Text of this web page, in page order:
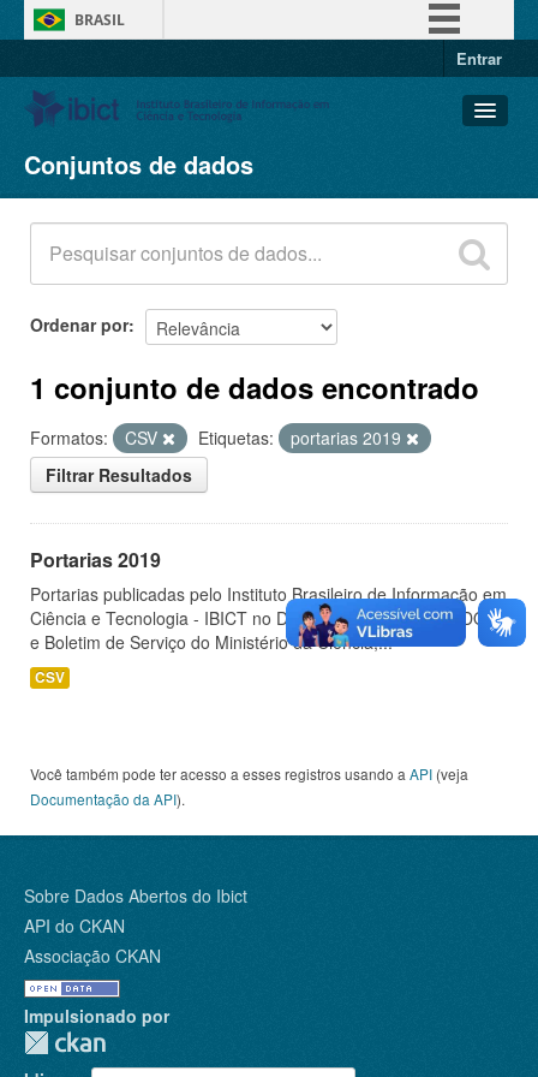
BRASIL
Entrar
Conjuntos de dados
Organizações
Grupos
Sobre
Conjuntos de dados
Ordenar por
1 conjunto de dados encontrado
Formatos: CSV Etiquetas:
portarias 2019
Filtrar Resultados
Portarias 2019
Portarias publicadas pelo Instituto Brasileiro de Informação em
Ciência e Tecnologia - IBICT no Diário Oficial da União - DOU
e Boletim de Serviço do Ministério da Ciência,...
CSV
Você também pode ter acesso a esses registros usando a API (veja
Documentação da API).
Sobre Dados Abertos do Ibict
API do CKAN
Associação CKAN
Impulsionado por